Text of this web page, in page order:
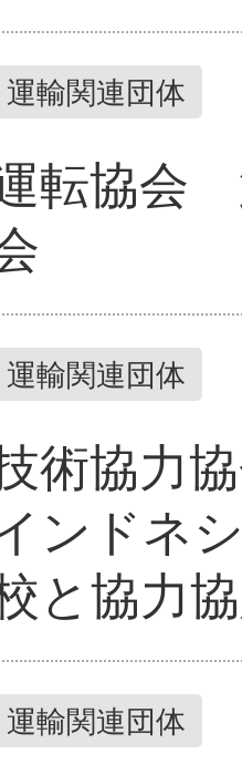
運輸関連団体
転協会
運輸関連団体
術協力
ンドネ
と協力
運輸関連団体